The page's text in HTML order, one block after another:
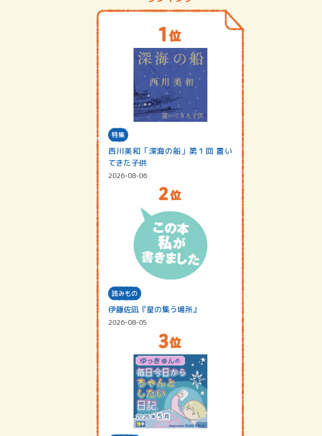
特集
西川美和「深海の船」第１回 置い
てきた子供
2026-08-06
読みもの
伊藤佐凪『星の集う場所』
2026-08-05